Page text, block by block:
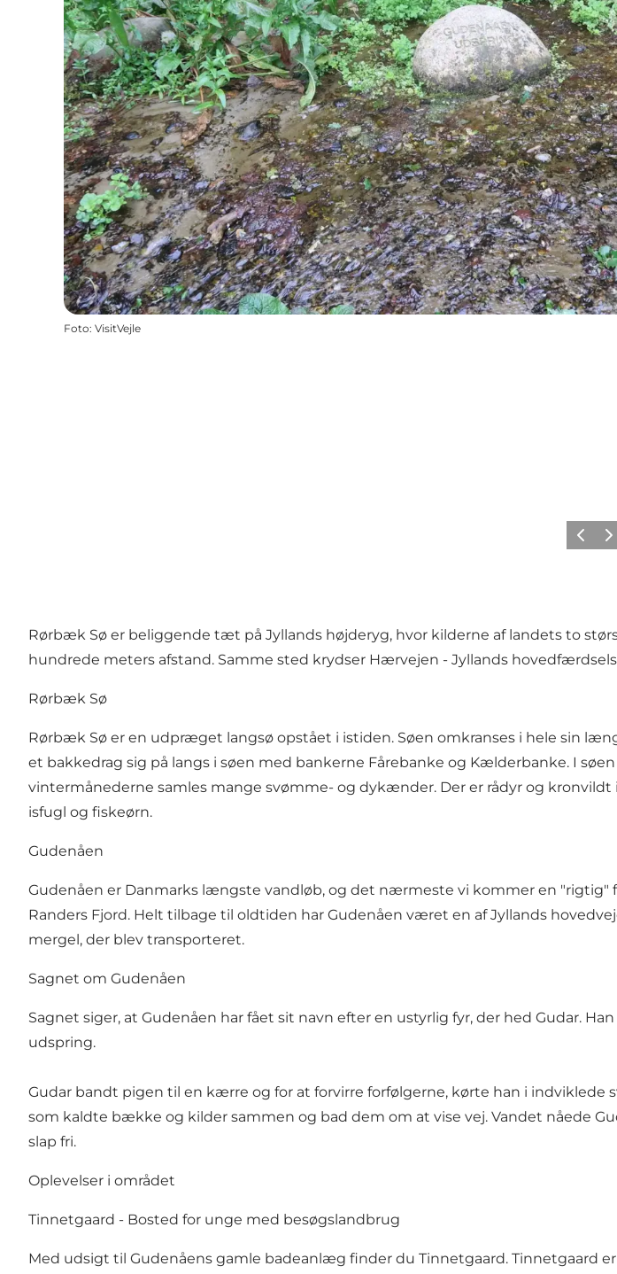
Foto: VisitVejle
Forrige
Rørbæk Sø er beliggende tæt på Jyllands højderyg, hvor kilderne af landets to
hundrede meters afstand. Samme sted krydser Hærvejen - Jyllands
Rørbæk Sø
Rørbæk Sø er en udpræget langsø opstået i istiden. Søen omkranses i hele sin
et bakkedrag sig på langs i søen med bankerne Fårebanke og Kælderbanke. I
vintermånederne samles mange svømme- og dykænder. Der er rådyr og
isfugl og fiskeørn.
Gudenåen
Gudenåen er Danmarks længste vandløb, og det nærmeste vi kommer en "rigtig"
Randers Fjord. Helt tilbage til oldtiden har Gudenåen været en af Jyllands
mergel, der blev transporteret.
Sagnet om Gudenåen
Sagnet siger, at Gudenåen har fået sit navn efter en ustyrlig fyr, der hed Gudar.
udspring.
Gudar bandt pigen til en kærre og for at forvirre forfølgerne, kørte han i
som kaldte bække og kilder sammen og bad dem om at vise vej. Vandet nåede
slap fri.
Oplevelser i området
Tinnetgaard - Bosted for unge med besøgslandbrug
Med udsigt til Gudenåens gamle badeanlæg finder du Tinnetgaard. Tinnetgaard